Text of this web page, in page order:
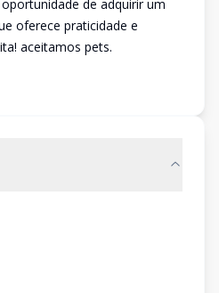
de adquirir um
oferece praticidade e
aceitamos pets.